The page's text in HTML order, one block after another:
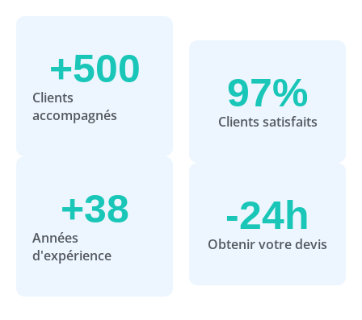
Clients
accompagnés
+500
Années
d'expérience
+38
Clients satisfaits
97%
Obtenir votre devis
-24h